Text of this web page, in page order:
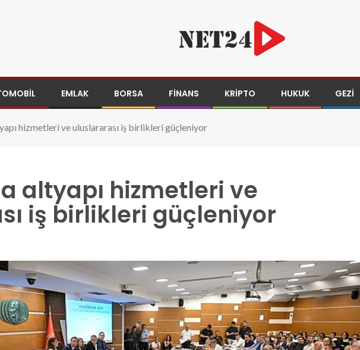
EMLAK BORSA FINANS KRIPTO HUKUK GEZI
hizmetleri ve uluslararası iş birlikleri güçleniyor
altyapı hizmetleri ve
iş birlikleri güçleniyor